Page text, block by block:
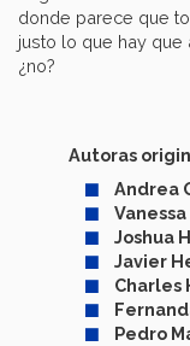
donde parece que
justo lo que hay que
¿no?
Autoras
Andrea
Joshua
Javier
Charles
Pedro